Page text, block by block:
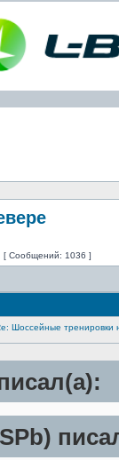
[ Сообщений: 1036 ]
Шоссейные тренировки